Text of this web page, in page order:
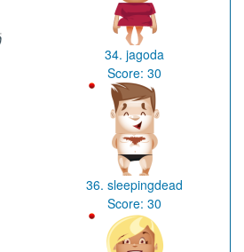
34. jagoda
Score:30
36. sleepingdead
Score:30